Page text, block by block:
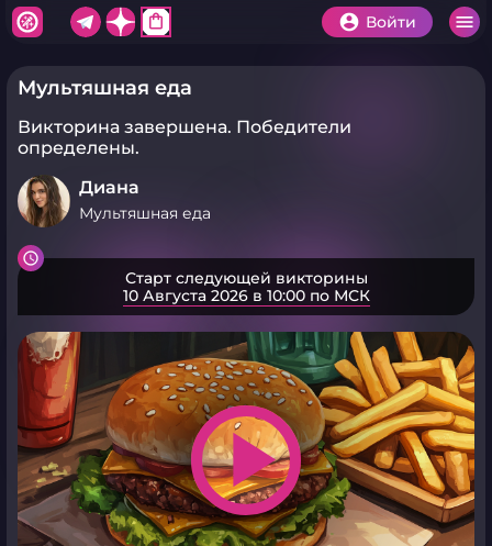
shopping_bag Войти
Мультяшная еда
Викторина завершена. Победители
определены.
Диана
Мультяшная еда
Старт следующей викторины
10 Августа 2026 в 10:00 по МСК
play_arrow